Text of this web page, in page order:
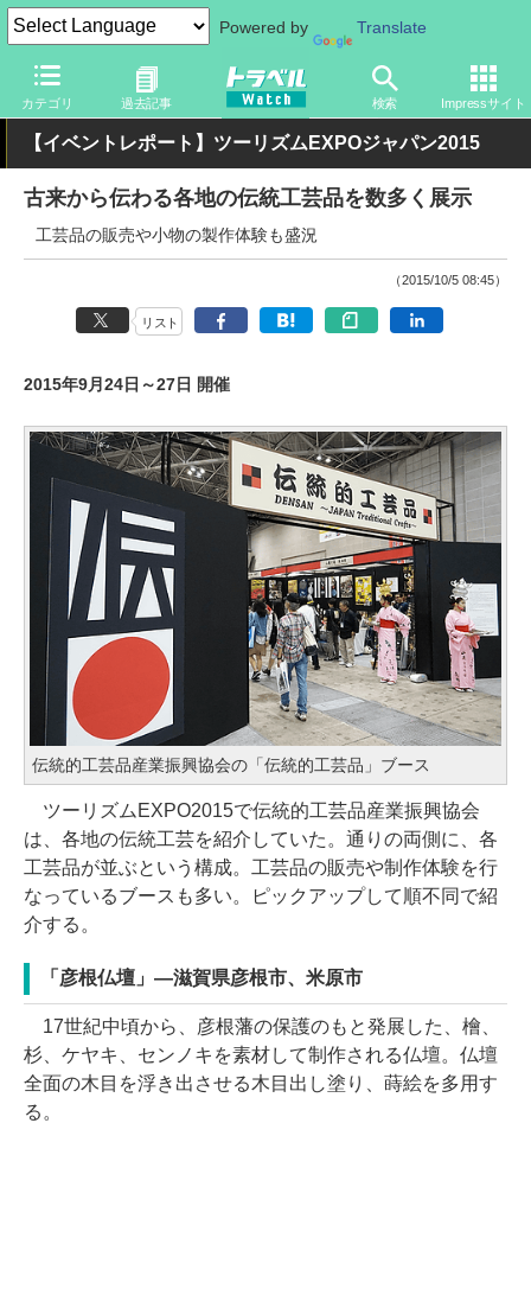
Powered by Translate
カテゴリ 過去記事 検索 Impressサイト
トラベル Watch 旅の情報 観光地
【イベントレポート】ツーリズムEXPOジャパン2015
古来から伝わる各地の伝統工芸品を数多く展示
工芸品の販売や小物の製作体験も盛況
（2015/10/5 08:45）
リスト
2015年9月24日～27日 開催
伝統的工芸品産業振興協会の「伝統的工芸品」ブース
ツーリズムEXPO2015で伝統的工芸品産業振興協会
は、各地の伝統工芸を紹介していた。通りの両側に、各
工芸品が並ぶという構成。工芸品の販売や制作体験を行
なっているブースも多い。ピックアップして順不同で紹
介する。
「彦根仏壇」―滋賀県彦根市、米原市
17世紀中頃から、彦根藩の保護のもと発展した、檜、
杉、ケヤキ、センノキを素材して制作される仏壇。仏壇
全面の木目を浮き出させる木目出し塗り、蒔絵を多用す
る。